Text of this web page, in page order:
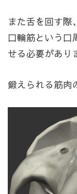
また舌を回す際
口輪筋という口
せる必要があり
鍛えられる筋肉